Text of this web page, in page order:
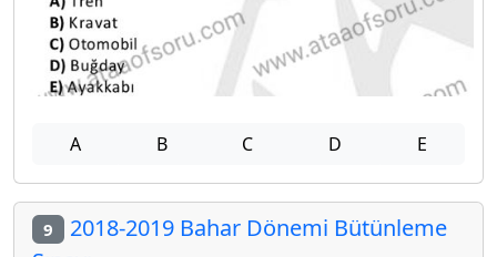
A B C D E
9 2018-2019 Bahar Dönemi Bütünleme